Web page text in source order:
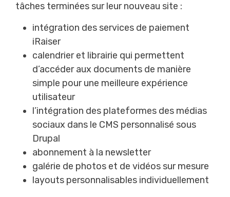
tâches terminées sur leur nouveau site :
intégration des services de paiement
iRaiser
calendrier et librairie qui permettent
d’accéder aux documents de manière
simple pour une meilleure expérience
utilisateur
l’intégration des plateformes des médias
sociaux dans le CMS personnalisé sous
Drupal
abonnement à la newsletter
galérie de photos et de vidéos sur mesure
layouts personnalisables individuellement